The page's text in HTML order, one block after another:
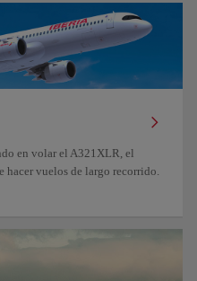
en volar el A321XLR, el
vuelos de largo recorrido.